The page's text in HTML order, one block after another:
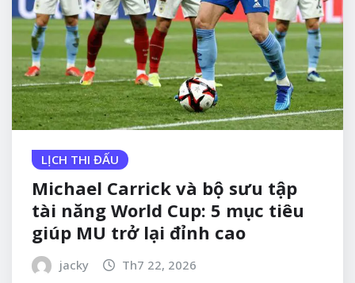
LỊCH THI ĐẤU
Michael Carrick và bộ sưu tập
tài năng World Cup: 5 mục tiêu
giúp MU trở lại đỉnh cao
jacky Th7 22, 2026